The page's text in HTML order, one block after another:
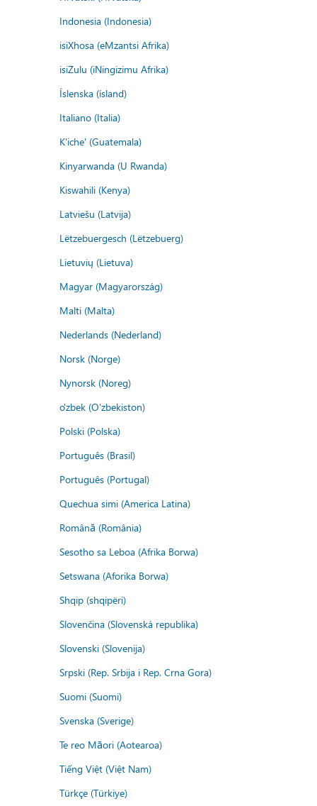
Indonesia (Indonesia)
isiXhosa (eMzantsi Afrika)
isiZulu (iNingizimu Afrika)
Íslenska (ísland)
Italiano (Italia)
K'iche' (Guatemala)
Kinyarwanda (U Rwanda)
Kiswahili (Kenya)
Latviešu (Latvija)
Lëtzebuergesch (Lëtzebuerg)
Lietuvių (Lietuva)
Magyar (Magyarország)
Malti (Malta)
Nederlands (Nederland)
Norsk (Norge)
Nynorsk (Noreg)
o'zbek (O'zbekiston)
Polski (Polska)
Português (Brasil)
Português (Portugal)
Quechua simi (America Latina)
Română (România)
Sesotho sa Leboa (Afrika Borwa)
Setswana (Aforika Borwa)
Shqip (shqipëri)
Slovenčina (Slovenská republika)
Slovenski (Slovenija)
Srpski (Rep. Srbija i Rep. Crna Gora)
Suomi (Suomi)
Svenska (Sverige)
Te reo Māori (Aotearoa)
Tiếng Việt (Việt Nam)
Türkçe (Türkiye)